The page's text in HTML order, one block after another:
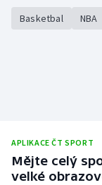
Basketbal NBA
APLIKACE ČT SPORT
Mějte celý
velké